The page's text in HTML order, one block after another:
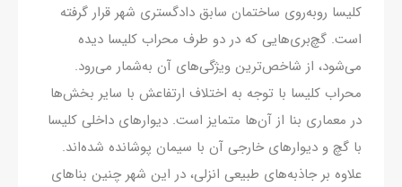
کلیسا روبه‌روی ساختمان سابق دادگستری شهر قرار گرفته
است. گچ‌بری‌هایی که در دو طرف محراب کلیسا دیده
می‌شود، از شاخص‌ترین ویژگی‌های آن به‌شمار می‌رود.
محراب کلیسا با توجه به اختلاف ارتفاعش با سایر بخش‌ها
در معماری بنا از آن‌ها متمایز است. دیوارهای داخلی کلیسا
با گچ و دیوارهای خارجی آن با سیمان پوشانده شده‌اند.
علاوه بر جاذبه‌های طبیعی انزلی، در این شهر چنین بناهای